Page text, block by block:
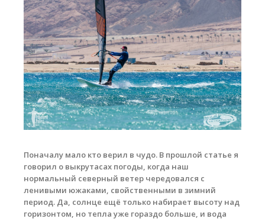
Система скидок
Обучение кайтсерфингу
Контакты
Поначалу мало кто верил в чудо. В прошлой статье я
говорил о выкрутасах погоды, когда наш
нормальный северный ветер чередовался с
ленивыми южаками, свойственными в зимний
период. Да, cолнце ещё только набирает высоту над
горизонтом, но тепла уже гораздо больше, и вода